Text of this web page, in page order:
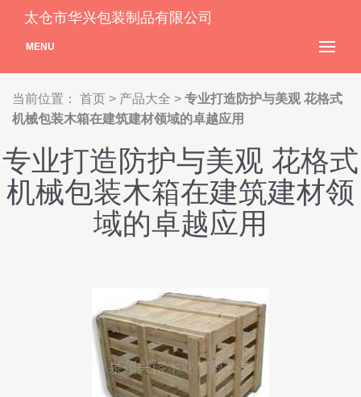
太仓市华兴包装制品有限公司
MENU
当前位置： 首页 > 产品大全 > 专业打造防护与美观 花格式
机械包装木箱在建筑建材领域的卓越应用
专业打造防护与美观 花格式
机械包装木箱在建筑建材领
域的卓越应用